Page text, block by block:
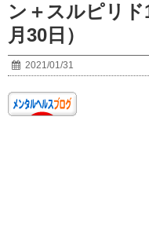
ン＋スルピリド
月30日）
2021/01/31